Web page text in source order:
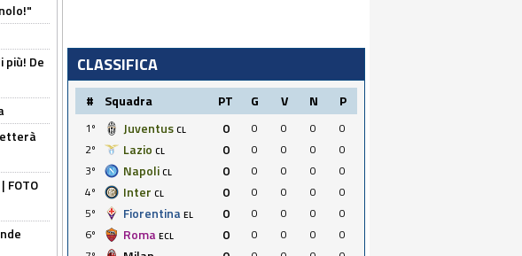
De
FOTO
CLASSIFICA
# Squadra PT G V N P
1º Juventus CL 0 0 0 0
0
2º
Lazio CL 0 0 0 0
0
3º
Napoli CL 0 0 0 0
0
4º
Inter CL 0 0 0 0
0
5º
Fiorentina EL 0 0 0 0
0
6º
Roma ECL 0 0 0 0
0